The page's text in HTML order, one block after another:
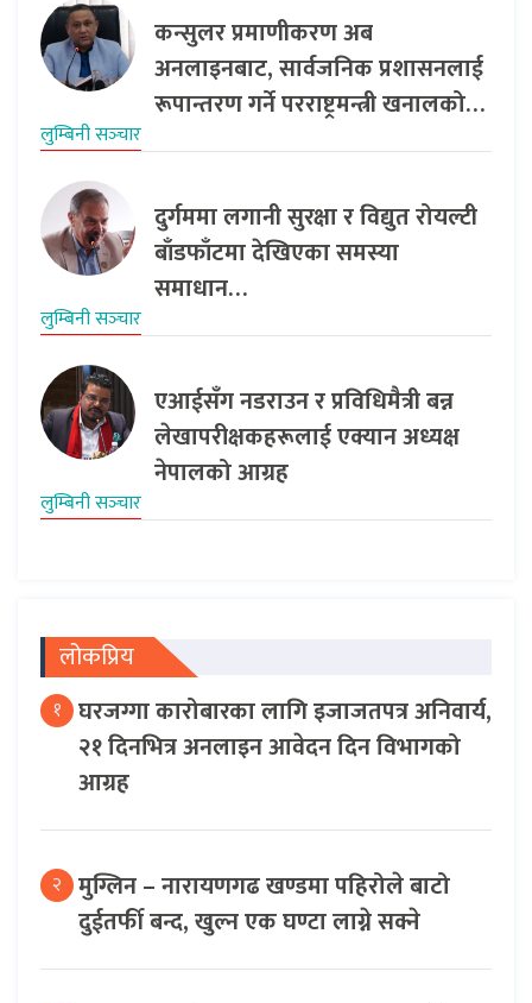
कन्सुलर प्रमाणीकरण अब
अनलाइनबाट, सार्वजनिक प्रशासनलाई
रूपान्तरण गर्ने परराष्ट्रमन्त्री खनालको…
लुम्बिनी सञ्‍चार
दुर्गममा लगानी सुरक्षा र विद्युत रोयल्टी
बाँडफाँटमा देखिएका समस्या
समाधान…
लुम्बिनी सञ्‍चार
एआईसँग नडराउन र प्रविधिमैत्री बन्न
लेखापरीक्षकहरूलाई एक्यान अध्यक्ष
नेपालको आग्रह
लुम्बिनी सञ्‍चार
लोकप्रिय
१ घरजग्गा कारोबारका लागि इजाजतपत्र अनिवार्य,
२१ दिनभित्र अनलाइन आवेदन दिन विभागको
आग्रह
२ मुग्लिन – नारायणगढ खण्डमा पहिरोले बाटो
दुईतर्फी बन्द, खुल्न एक घण्टा लाग्ने सक्ने